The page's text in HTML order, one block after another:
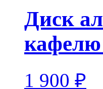
Диск
кафелю
1 900 ₽